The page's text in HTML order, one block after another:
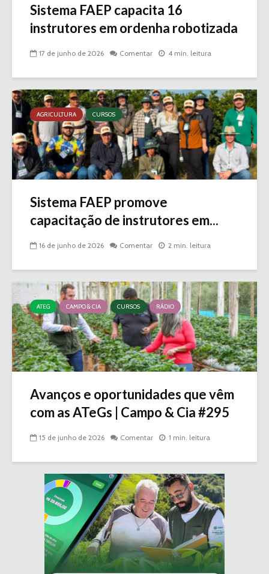
Sistema FAEP capacita 16
instrutores em ordenha robotizada
17 de junho de 2026 Comentar 4 min. leitura
AGRICULTURA CURSOS
Sistema FAEP promove
capacitação de instrutores em...
16 de junho de 2026 Comentar 2 min. leitura
ATEG CAMPO & CIA CURSOS RÁDIO
Avanços e oportunidades que vêm
com as ATeGs | Campo & Cia #295
15 de junho de 2026 Comentar 1 min. leitura